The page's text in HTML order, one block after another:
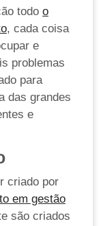
todo o
, cada coisa
e
problemas
para
das grandes
e
criado por
em gestão
são criados